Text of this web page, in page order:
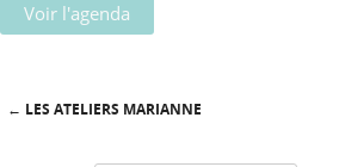
Voir l'agenda
← LES ATELIERS MARIANNE